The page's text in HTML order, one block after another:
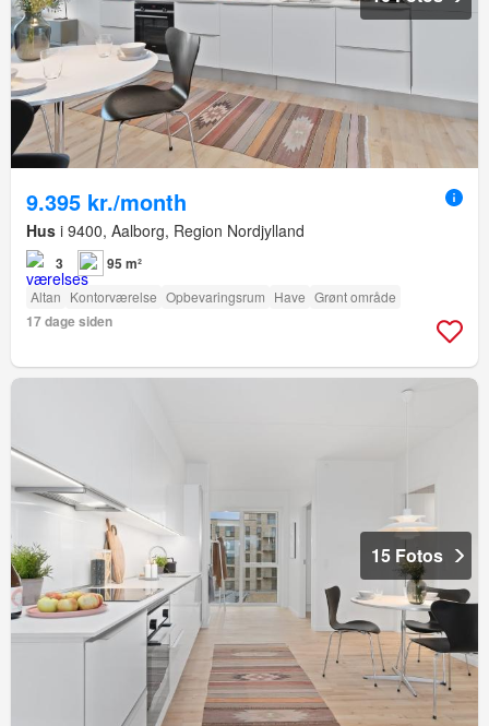
9.395 kr./month
Hus i 9400, Aalborg, Region Nordjylland
3 95 m²
Altan Kontorværelse Opbevaringsrum Have Grønt område
17 dage siden
15 Fotos